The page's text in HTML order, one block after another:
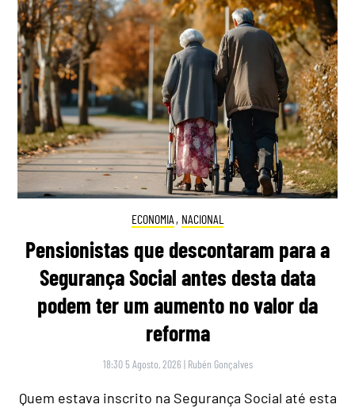
ECONOMIA , NACIONAL
Pensionistas que descontaram para a
Segurança Social antes desta data
podem ter um aumento no valor da
reforma
18:30 5 Agosto, 2026 | Rubén Gonçalves
Quem estava inscrito na Segurança Social até esta